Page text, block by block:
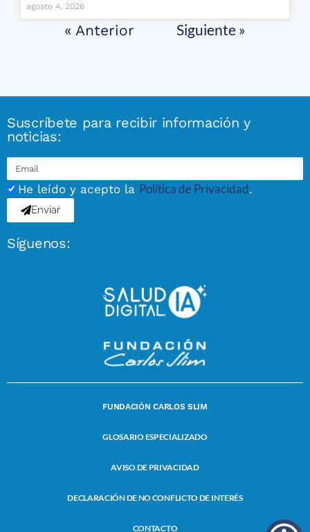
agosto 4, 2026
« Anterior Siguiente »
Suscríbete para recibir información y
noticias:
He leído y acepto la Política de Privacidad.
Enviar
Síguenos:
FUNDACIÓN CARLOS SLIM
GLOSARIO ESPECIALIZADO
AVISO DE PRIVACIDAD
DECLARACIÓN DE NO CONFLICTO DE INTERÉS
CONTACTO